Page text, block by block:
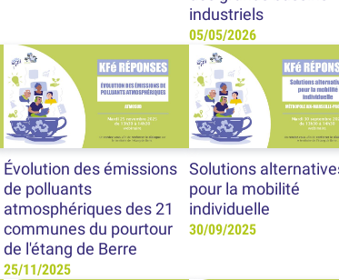
industriels
05/05/2026
Évolution des émissions
de polluants
atmosphériques des 21
communes du pourtour
de l'étang de Berre
25/11/2025
Solutions
pour la mobilité
individuelle
30/09/2025